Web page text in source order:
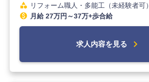
category リフォーム職人・多能工（未経験者可）
monetization_on 月給 27万円～37万+歩合給
求人内容を見る chevron_right